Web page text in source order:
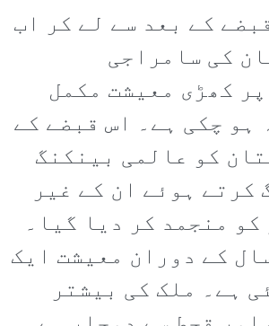
کے بعد سے لے کر اب
کی سامراجی
کھڑی معیشت مکمل
ہو چکی ہے۔ اس قبضے کے
کو عالمی بینکنگ
کرتے ہوئے ان کے غیر
منجمد کر دیا گیا۔
کے دوران معیشت ایک
ہے۔ ملک کی بیشتر